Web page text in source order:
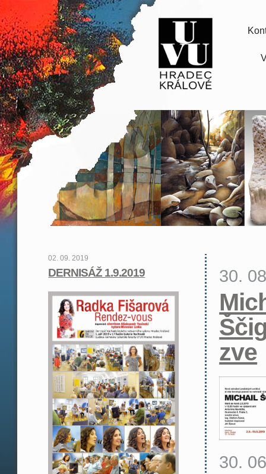
02. 09. 2019
DERNISÁŽ 1.9.2019 30.
zve
30.